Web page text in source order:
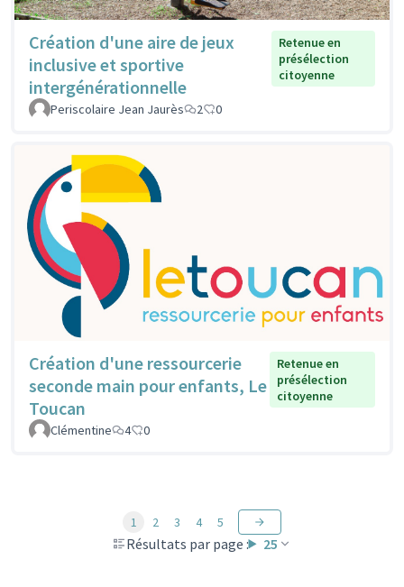
Création d'une aire de jeux
inclusive et sportive
intergénérationnelle
Retenue en
présélection
citoyenne
Periscolaire Jean Jaurès 2 0
Création d'une ressourcerie
seconde main pour enfants, Le
Toucan
Retenue en
présélection
citoyenne
Clémentine 4 0
Résultats par page : 25
1 2 3 4 5